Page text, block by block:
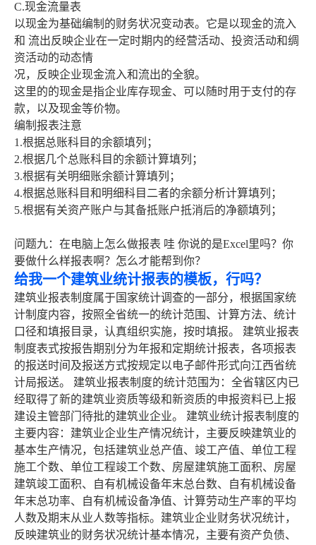
C.现金流量表
以现金为基础编制的财务状况变动表。它是以现金的流入
和 流出反映企业在一定时期内的经营活动、投资活动和绸
资活动的动态情
况，反映企业现金流入和流出的全貌。
这里的的现金是指企业库存现金、可以随时用于支付的存
款，以及现金等价物。
编制报表注意
1.根据总账科目的余额填列；
2.根据几个总账科目的余额计算填列；
3.根据有关明细账余额计算填列；
4.根据总账科目和明细科目二者的余额分析计算填列；
5.根据有关资产账户与其备抵账户抵消后的净额填列；
问题九：在电脑上怎么做报表 哇 你说的是Excel里吗？你
要做什么样报表啊？怎么才能帮到你？
给我一个建筑业统计报表的模板，行吗？
建筑业报表制度属于国家统计调查的一部分，根据国家统
计制度内容，按照全省统一的统计范围、计算方法、统计
口径和填报目录，认真组织实施，按时填报。 建筑业报表
制度表式按报告期别分为年报和定期统计报表，各项报表
的报送时间及报送方式按规定以电子邮件形式向江西省统
计局报送。 建筑业报表制度的统计范围为：全省辖区内已
经取得了新的建筑业资质等级和新资质的申报资料已上报
建设主管部门待批的建筑业企业。 建筑业统计报表制度的
主要内容：建筑业企业生产情况统计，主要反映建筑业的
基本生产情况，包括建筑业总产值、竣工产值、单位工程
施工个数、单位工程竣工个数、房屋建筑施工面积、房屋
建筑竣工面积、自有机械设备年末总台数、自有机械设备
年末总功率、自有机械设备净值、计算劳动生产率的平均
人数及期末从业人数等指标。建筑业企业财务状况统计，
反映建筑业的财务状况统计基本情况，主要有资产负债、